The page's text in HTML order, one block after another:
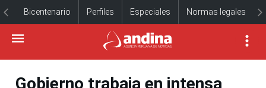
Bicentenario Perfiles Especiales Normas legales
Gobierno trabaja en intensa